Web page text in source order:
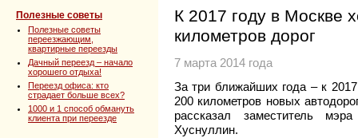
Полезные советы
Полезные советы
переезжающим,
квартирные переезды
Дачный переезд – начало
хорошего отдыха!
Переезд офиса: кто
страдает больше всех?
1000 и 1 способ обмануть
клиента при переезде
К 2017 году в Москве
километров дорог
7 марта 2014 года
За три ближайших года – к
200 километров новых
рассказал заместитель
Хуснуллин.